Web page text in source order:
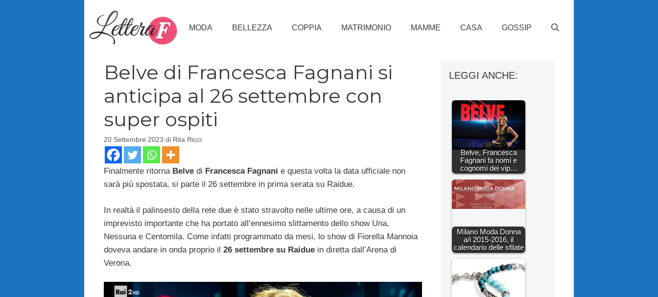
MODA BELLEZZA COPPIA MATRIMONIO MAMME CASA GOSSIP
Belve di Francesca Fagnani si
anticipa al 26 settembre con
super ospiti
20 Settembre 2023 di Rita Ricci
Finalmente ritorna Belve di Francesca Fagnani e questa volta la data ufficiale non
sarà più spostata, si parte il 26 settembre in prima serata su Raidue.
In realtà il palinsesto della rete due è stato stravolto nelle ultime ore, a causa di un
imprevisto importante che ha portato all’ennesimo slittamento dello show Una,
Nessuna e Centomila. Come infatti programmato da mesi, lo show di Fiorella Mannoia
doveva andare in onda proprio il 26 settembre su Raidue in diretta dall’Arena di
Verona.
LEGGI ANCHE:
Belve, Francesca
Fagnani fa nomi e
cognomi dei vip…
Milano Moda Donna
a/i 2015-2016, il
calendario delle sfilate